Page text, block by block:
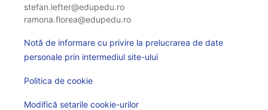
stefan.lefter@edupedu.ro
ramona.florea@edupedu.ro
Notă de informare cu privire la prelucrarea de date
personale prin intermediul site-ului
Politica de cookie
Modifică setarile cookie-urilor